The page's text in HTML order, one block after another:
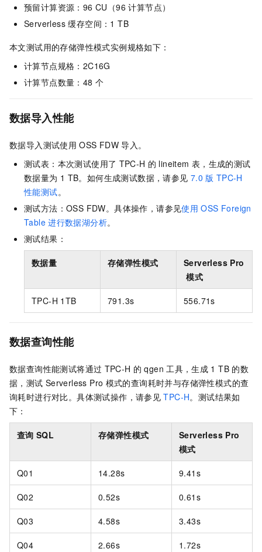
预留计算资源：96 CU（96 计算节点）
Serverless 缓存空间：1 TB
本文测试用的存储弹性模式实例规格如下：
计算节点规格：2C16G
计算节点数量：48 个
数据导入性能
数据导入测试使用 OSS FDW 导入。
测试表：本次测试使用了 TPC-H 的 lineitem 表，生成的测试
数据量为 1 TB。如何生成测试数据，请参见 7.0 版 TPC-H
性能测试。
测试方法：OSS FDW。具体操作，请参见使用 OSS Foreign
Table 进行数据湖分析。
测试结果：
数据量 存储弹性模式
Serverless Pro
模式
TPC-H 1TB 791.3s 556.71s
数据查询性能
数据查询性能测试将通过 TPC-H 的 qgen 工具，生成 1 TB 的数
据，测试 Serverless Pro 模式的查询耗时并与存储弹性模式的查
询耗时进行对比。具体测试操作，请参见 TPC-H。测试结果如
下：
查询 SQL 存储弹性模式
Serverless Pro
模式
Q01 14.28s 9.41s
Q02 0.52s 0.61s
Q03 4.58s 3.43s
Q04 2.66s 1.72s